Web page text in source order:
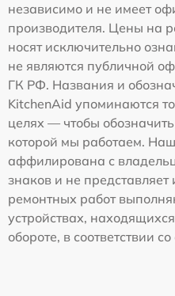
независимо и не имеет
производителя. Цены на
носят исключительно
не являются публичной
ГК РФ. Названия и
KitchenAid упоминаются
целях — чтобы
которой мы работаем.
аффилирована с
знаков и не
ремонтных работ
устройствах,
обороте, в соответствии